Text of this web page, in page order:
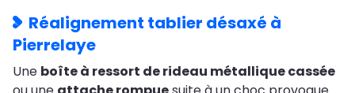
Réalignement tablier désaxé à
Pierrelaye
Une boîte à ressort de rideau métallique cassée